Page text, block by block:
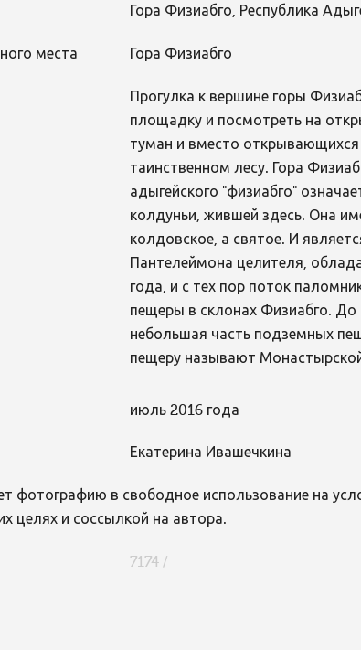
Гора Физиабго, Республика
места Гора Физиабго
Прогулка к вершине горы
площадку и посмотреть на
туман и вместо
таинственном лесу. Гора
адыгейского "физиабго"
колдуньи, жившей здесь. Она
колдовское, а святое. И
Пантелеймона целителя,
года, и с тех пор поток
пещеры в склонах Физиабго. До
небольшая часть подземных
пещеру называют
июль 2016 года
Екатерина Ивашечкина
фотографию в свободное использование на
целях и соссылкой на автора.
7174 /